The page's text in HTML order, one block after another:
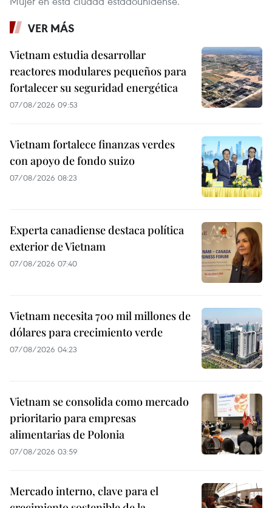
VER MÁS
Vietnam estudia desarrollar
reactores modulares pequeños para
fortalecer su seguridad energética
07/08/2026 09:53
Vietnam fortalece finanzas verdes
con apoyo de fondo suizo
07/08/2026 08:23
Experta canadiense destaca política
exterior de Vietnam
07/08/2026 07:40
Vietnam necesita 700 mil millones de
dólares para crecimiento verde
07/08/2026 04:23
Vietnam se consolida como mercado
prioritario para empresas
alimentarias de Polonia
07/08/2026 03:59
Mercado interno, clave para el